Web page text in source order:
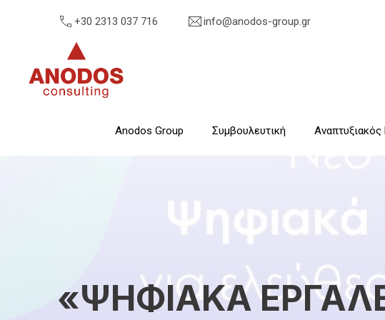
+30 2313 037 716
info@anodos-group.gr
Anodos Group
Anodos Group Συμβουλευτική
«ΨΗΦΙΑΚΑ